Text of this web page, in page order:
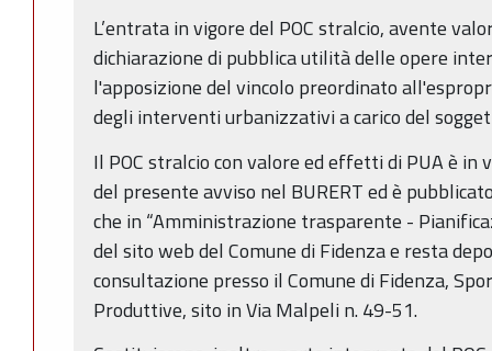
L’entrata in vigore del POC stralcio, avente
dichiarazione di pubblica utilità delle opere
l'apposizione del vincolo preordinato
degli interventi urbanizzativi a carico del
Il POC stralcio con valore ed effetti di PUA è in
del presente avviso nel BURERT ed è
che in “Amministrazione trasparente -
del sito web del Comune di Fidenza e resta
consultazione presso il Comune di Fidenza,
Produttive, sito in Via Malpeli n. 49-51.